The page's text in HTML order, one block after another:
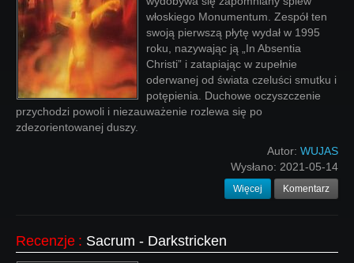
włoskiego Monumentum. Zespół ten
swoją pierwszą płytę wydał w 1995
roku, nazywając ją „In Absentia
Christi” i zatapiając w zupełnie
oderwanej od świata czeluści smutku i
potępienia. Duchowe oczyszczenie
przychodzi powoli i niezauważenie rozlewa się po
zdezorientowanej duszy.
Autor: WUJAS
Wysłano: 2021-05-14
Więcej Komentarz
Recenzje : Sacrum - Darkstricken